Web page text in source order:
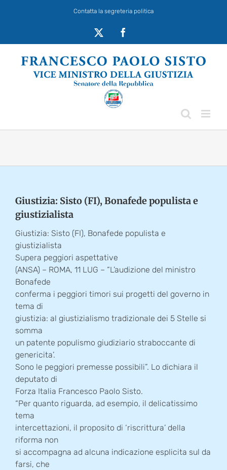
Contatta la segreteria politica
Giustizia: Sisto (FI), Bonafede populista e
giustizialista
Giustizia: Sisto (FI), Bonafede populista e
giustizialista
Supera peggiori aspettative
(ANSA) – ROMA, 11 LUG – “L’audizione del ministro
Bonafede
conferma i peggiori timori sui progetti del governo in
tema di
giustizia: al giustizialismo tradizionale dei 5 Stelle si
somma
un patente populismo giudiziario straboccante di
genericita’.
Sono le peggiori premesse possibili”. Lo dichiara il
deputato di
Forza Italia Francesco Paolo Sisto.
“Per quanto riguarda, ad esempio, il delicatissimo
tema
intercettazioni, il proposito di ‘riscrittura’ della
riforma non
si accompagna ad alcuna indicazione esplicita sul da
farsi, che